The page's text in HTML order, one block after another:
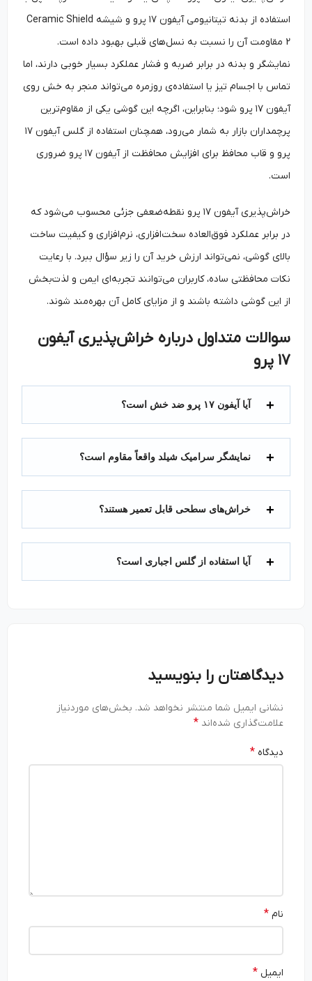
استفاده از بدنه تیتانیومی آیفون ۱۷ پرو و شیشه Ceramic Shield
2 مقاومت آن را نسبت به نسل‌های قبلی بهبود داده است.
نمایشگر و بدنه در برابر ضربه و فشار عملکرد بسیار خوبی دارند، اما
تماس با اجسام تیز یا استفاده‌ی روزمره می‌تواند منجر به خش روی
آیفون ۱۷ پرو شود؛ بنابراین، اگرچه این گوشی یکی از مقاوم‌ترین
پرچمداران بازار به شمار می‌رود، همچنان استفاده از گلس آیفون ۱۷
پرو و قاب محافظ برای افزایش محافظت از آیفون ۱۷ پرو ضروری
است.
خراش‌پذیری آیفون ۱۷ پرو نقطه‌ضعفی جزئی محسوب می‌شود که
در برابر عملکرد فوق‌العاده سخت‌افزاری، نرم‌افزاری و کیفیت ساخت
بالای گوشی، نمی‌تواند ارزش خرید آن را زیر سؤال ببرد. با رعایت
نکات محافظتی ساده، کاربران می‌توانند تجربه‌ای ایمن و لذت‌بخش
از این گوشی داشته باشند و از مزایای کامل آن بهره‌مند شوند.
سوالات متداول درباره خراش‌پذیری آیفون
پرو
آیا آیفون ۱۷ پرو ضد خش است؟
نمایشگر سرامیک شیلد واقعاً مقاوم است؟
خراش‌های سطحی قابل تعمیر هستند؟
آیا استفاده از گلس اجباری است؟
دیدگاهتان را بنویسید
نشانی ایمیل شما منتشر نخواهد شد. بخش‌های موردنیاز
علامت‌گذاری شده‌اند*
دیدگاه*
ایمیل*